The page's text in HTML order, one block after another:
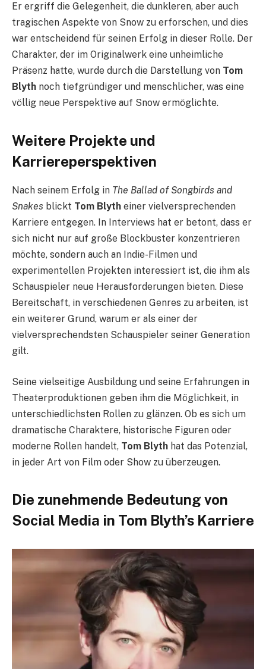
Er ergriff die Gelegenheit, die dunkleren, aber auch
tragischen Aspekte von Snow zu erforschen, und dies
war entscheidend für seinen Erfolg in dieser Rolle. Der
Charakter, der im Originalwerk eine unheimliche
Präsenz hatte, wurde durch die Darstellung von Tom
Blyth noch tiefgründiger und menschlicher, was eine
völlig neue Perspektive auf Snow ermöglichte.
Weitere Projekte und
Karriereperspektiven
Nach seinem Erfolg in The Ballad of Songbirds and
Snakes blickt Tom Blyth einer vielversprechenden
Karriere entgegen. In Interviews hat er betont, dass er
sich nicht nur auf große Blockbuster konzentrieren
möchte, sondern auch an Indie-Filmen und
experimentellen Projekten interessiert ist, die ihm als
Schauspieler neue Herausforderungen bieten. Diese
Bereitschaft, in verschiedenen Genres zu arbeiten, ist
ein weiterer Grund, warum er als einer der
vielversprechendsten Schauspieler seiner Generation
gilt.
Seine vielseitige Ausbildung und seine Erfahrungen in
Theaterproduktionen geben ihm die Möglichkeit, in
unterschiedlichsten Rollen zu glänzen. Ob es sich um
dramatische Charaktere, historische Figuren oder
moderne Rollen handelt, Tom Blyth hat das Potenzial,
in jeder Art von Film oder Show zu überzeugen.
Die zunehmende Bedeutung von
Social Media in Tom Blyth’s Karriere